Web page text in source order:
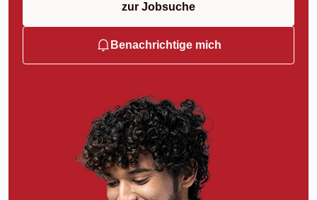
zur Jobsuche
Benachrichtige mich